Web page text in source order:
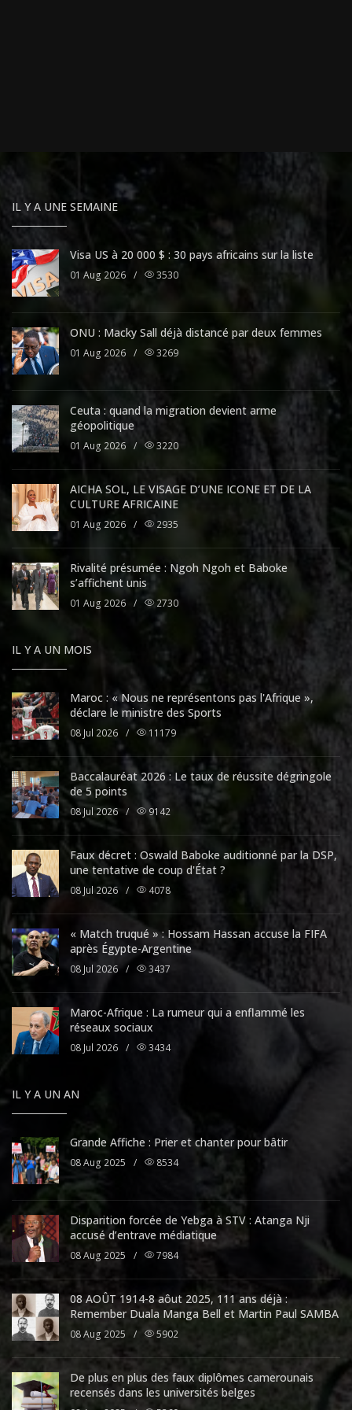
IL Y A UNE SEMAINE
Visa US à 20 000 $ : 30 pays africains sur la liste
01 Aug 2026 / 3530
ONU : Macky Sall déjà distancé par deux femmes
01 Aug 2026 / 3269
Ceuta : quand la migration devient arme
géopolitique
01 Aug 2026 / 3220
AICHA SOL, LE VISAGE D’UNE ICONE ET DE LA
CULTURE AFRICAINE
01 Aug 2026 / 2935
Rivalité présumée : Ngoh Ngoh et Baboke
s’affichent unis
01 Aug 2026 / 2730
IL Y A UN MOIS
Maroc : « Nous ne représentons pas l'Afrique »,
déclare le ministre des Sports
08 Jul 2026 / 11179
Baccalauréat 2026 : Le taux de réussite dégringole
de 5 points
08 Jul 2026 / 9142
Faux décret : Oswald Baboke auditionné par la DSP,
une tentative de coup d'État ?
08 Jul 2026 / 4078
« Match truqué » : Hossam Hassan accuse la FIFA
après Égypte-Argentine
08 Jul 2026 / 3437
Maroc-Afrique : La rumeur qui a enflammé les
réseaux sociaux
08 Jul 2026 / 3434
IL Y A UN AN
Grande Affiche : Prier et chanter pour bâtir
08 Aug 2025 / 8534
Disparition forcée de Yebga à STV : Atanga Nji
accusé d’entrave médiatique
08 Aug 2025 / 7984
08 AOÛT 1914-8 aôut 2025, 111 ans déjà :
Remember Duala Manga Bell et Martin Paul SAMBA
08 Aug 2025 / 5902
De plus en plus des faux diplômes camerounais
recensés dans les universités belges